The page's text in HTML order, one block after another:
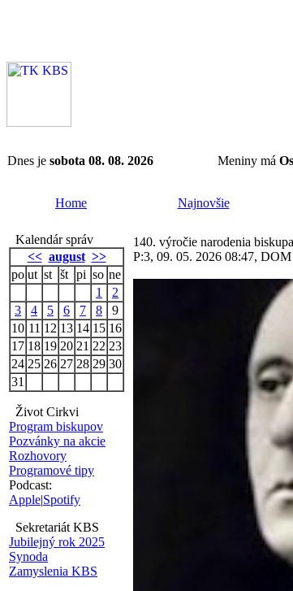
Dnes je sobota 08. 08. 2026 Meniny má
Home Najnovšie
Kalendár správ
<< august >>
po ut st št pi so ne
1
2
3
4 5 6 7 8
9
10 11 12 13 14 15 16
17 18 19 20 21 22 23
24 25 26 27 28 29 30
31
Život Cirkvi
Program biskupov
Pozvánky na akcie
Rozhovory
Programové tipy
Podcast:
Apple|Spotify
Sekretariát KBS
Jubilejný rok 2025
Synoda
Zamyslenia KBS
140. výročie narodenia
P:3, 09. 05. 2026 08:47, DOM